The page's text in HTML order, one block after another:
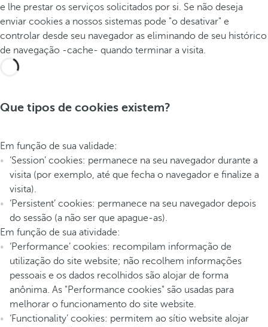
e lhe prestar os serviços solicitados por si. Se não deseja
enviar cookies a nossos sistemas pode "o desativar" e
controlar desde seu navegador as eliminando de seu histórico
de navegação -cache- quando terminar a visita.
Que tipos de cookies existem?
Em função de sua validade:
‘Session’ cookies: permanece na seu navegador durante a
visita (por exemplo, até que fecha o navegador e finalize a
visita).
‘Persistent’ cookies: permanece na seu navegador depois
do sessão (a não ser que apague-as).
Em função de sua atividade:
‘Performance’ cookies: recompilam informação de
utilização do site website; não recolhem informações
pessoais e os dados recolhidos são alojar de forma
anônima. As "Performance cookies" são usadas para
melhorar o funcionamento do site website.
‘Functionality’ cookies: permitem ao sítio website alojar